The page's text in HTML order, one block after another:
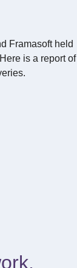
Framasoft held
is a report of